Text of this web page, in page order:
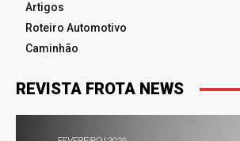
Artigos
Roteiro Automotivo
Caminhão
REVISTA FROTA NEWS